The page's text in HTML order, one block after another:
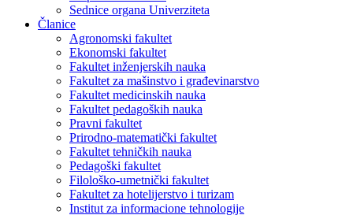
Sednice organa Univerziteta
Članice
Agronomski fakultet
Ekonomski fakultet
Fakultet inženjerskih nauka
Fakultet za mašinstvo i građevinarstvo
Fakultet medicinskih nauka
Fakultet pedagoških nauka
Pravni fakultet
Prirodno-matematički fakultet
Fakultet tehničkih nauka
Pedagoški fakultet
Filološko-umetnički fakultet
Fakultet za hotelijerstvo i turizam
Institut za informacione tehnologije